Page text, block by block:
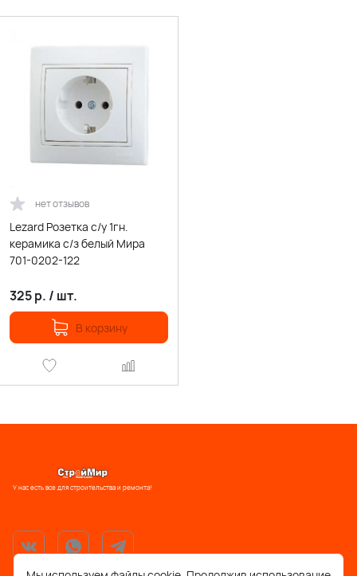
нет отзывов
Lezard Розетка с/у 1гн.
керамика с/з белый Мира
701-0202-122
325р. / шт.
В корзину
У нас есть все для строительства и ремонта!